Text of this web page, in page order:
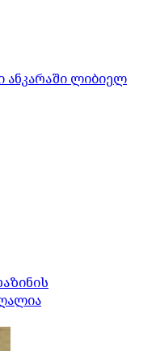
ანკარაში ლიბიელ